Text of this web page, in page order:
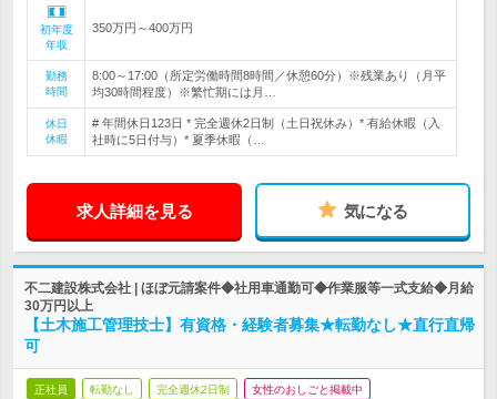
初年度
年収
350万円～400万円
勤務
時間
8:00～17:00（所定労働時間8時間／休憩60分）※残業あり（月平
均30時間程度）※繁忙期には月…
休日
休暇
# 年間休日123日 * 完全週休2日制（土日祝休み）* 有給休暇（入
社時に5日付与）* 夏季休暇（…
求人詳細を見る 気になる
不二建設株式会社 | ほぼ元請案件◆社用車通勤可◆作業服等一式支給◆月給
30万円以上
【土木施工管理技士】有資格・経験者募集★転勤なし★直行直帰
可
正社員 転勤なし 完全週休2日制 女性のおしごと掲載中